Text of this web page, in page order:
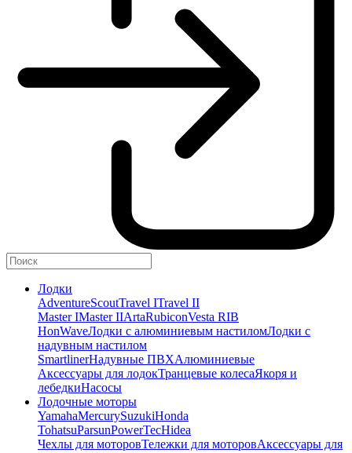
Лодки
AdventureScoutTravel ITravel II
Master IMaster IIArtaRubiconVesta RIB
HonWaveЛодки с алюминиевым настиломЛодки с
надувным настилом
SmartlinerНадувные ПВХАлюминиевые
Аксессуары для лодокТранцевые колесаЯкоря и
лебедкиНасосы
Лодочные моторы
YamahaMercurySuzukiHonda
TohatsuParsunPowerTecHidea
Чехлы для моторовТележки для моторовАксессуары для